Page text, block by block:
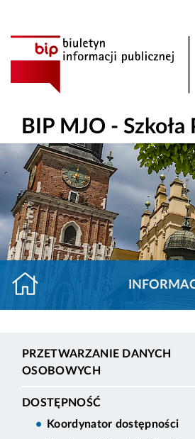
BIP MJO -
PRZETWARZANIE DANYCH
OSOBOWYCH
DOSTĘPNOŚĆ
Koordynator dostępności